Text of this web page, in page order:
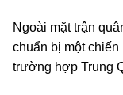
Ngoài mặt trận
chuẩn bị một
trường hợp Trung